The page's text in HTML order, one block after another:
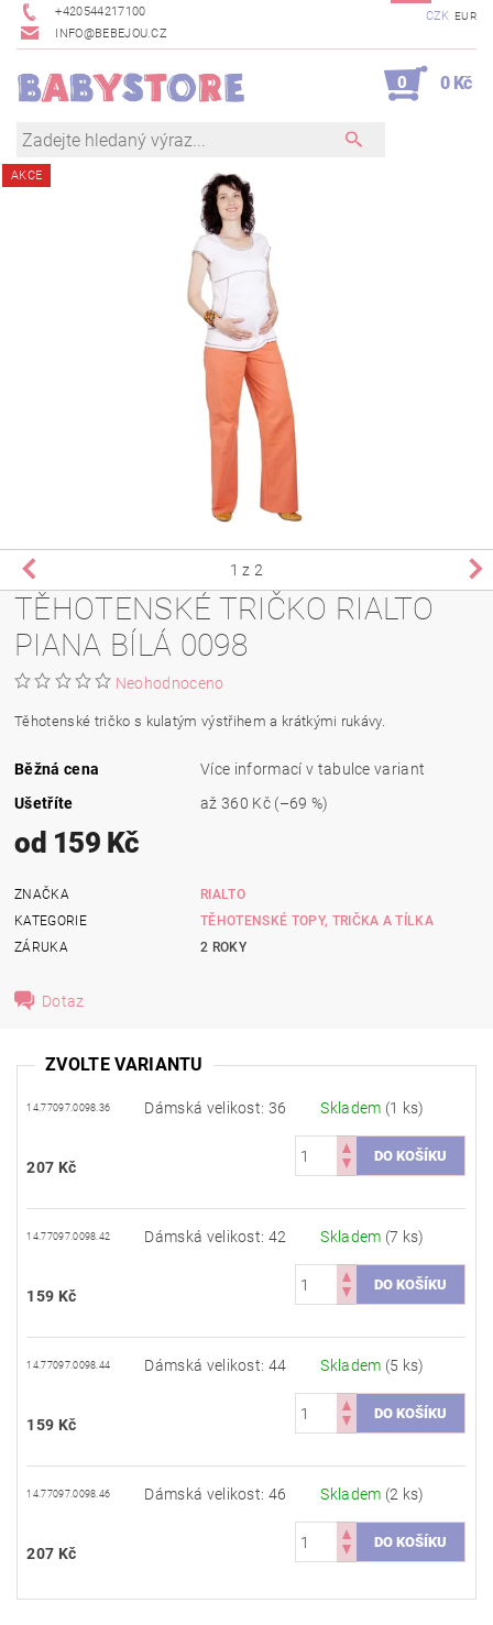
+420544217100
INFO@BEBEJOU.CZ
CZK EUR
0 0 Kč
AKCE
1 z 2
TĚHOTENSKÉ TRIČKO RIALTO
PIANA BÍLÁ 0098
Neohodnoceno
Těhotenské tričko s kulatým výstřihem a krátkými rukávy.
Běžná cena
Více informací v tabulce variant
Ušetříte
až360 Kč (–69 %)
od 159 Kč
ZNAČKA
RIALTO
KATEGORIE
TĚHOTENSKÉ TOPY, TRIČKA A TÍLKA
ZÁRUKA
2 ROKY
Dotaz
ZVOLTE VARIANTU
14.77097.0098.36 Dámská velikost: 36 Skladem (1 ks)
207 Kč
14.77097.0098.42 Dámská velikost: 42 Skladem (7 ks)
159 Kč
14.77097.0098.44 Dámská velikost: 44 Skladem (5 ks)
159 Kč
14.77097.0098.46 Dámská velikost: 46 Skladem (2 ks)
207 Kč